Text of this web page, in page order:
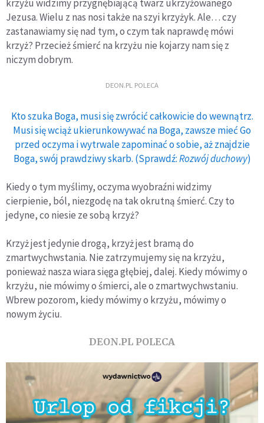
krzyżu widzimy przygnębiającą twarz ukrzyżowanego
Jezusa. Wielu z nas nosi także na szyi krzyżyk. Ale… czy
zastanawiamy się nad tym, o czym tak naprawdę mówi
krzyż? Przecież śmierć na krzyżu nie kojarzy nam się z
niczym dobrym.
DEON.PL POLECA
Kto szuka Boga, musi się zwrócić całkowicie do wewnątrz.
Musi się wciąż ukierunkowywać na Boga, zawsze mieć Go
przed oczyma i wytrwale zapominać o sobie, aż znajdzie
Boga, swój prawdziwy skarb. (Sprawdź:Rozwój duchowy)
Kiedy o tym myślimy, oczyma wyobraźni widzimy
cierpienie, ból, niezgodę na tak okrutną śmierć. Czy to
jedyne, co niesie ze sobą krzyż?
Krzyż jest jedynie drogą, krzyż jest bramą do
zmartwychwstania. Nie zatrzymujemy się na krzyżu,
ponieważ nasza wiara sięga głębiej, dalej. Kiedy mówimy o
krzyżu, nie mówimy o śmierci, ale o zmartwychwstaniu.
Wbrew pozorom, kiedy mówimy o krzyżu, mówimy o
nowym życiu.
DEON.PL POLECA